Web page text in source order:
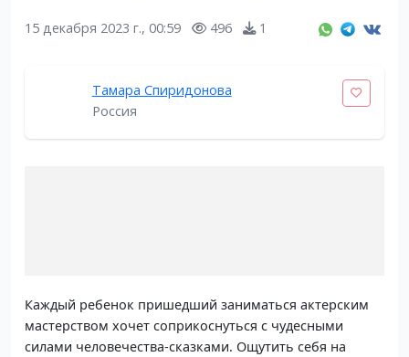
15 декабря 2023 г., 00:59 496 1
Тамара Спиридонова
Россия
Каждый ребенок пришедший заниматься актерским
мастерством хочет соприкоснуться с чудесными
силами человечества-сказками. Ощутить себя на